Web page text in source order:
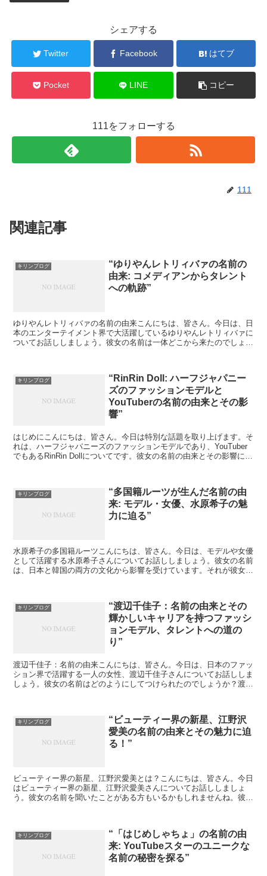
シェアする
Twitter Facebook はてブ
Pocket LINE コピー
111をフォローする
111
関連記事
キリンブログ
“ゆりやんレトリィバァの名前の
由来: コメディアンからタレント
への軌跡”
ゆりやんレトリィバァの名前の由来こんにちは、皆さん。今日は、日
本のエンターテイメント界で大活躍しているゆりやんレトリィバァに
ついてお話ししましょう。彼女の名前は一体どこから来たのでしょう
キリンブログ
“RinRin Doll: ハーフジャパニー
ズのファッションモデルと
YouTuberの名前の由来とその影
響”
はじめにこんにちは、皆さん。今日は特別な話題を取り上げます。そ
れは、ハーフジャパニーズのファッションモデルであり、YouTuber
でもあるRinRin Dollについてです。彼女の名前の由来とその影響につ
キリンブログ
“多国籍ルーツが生んだ名前の由
来: モデル・女優、水原希子の魅
力に迫る”
水原希子の多国籍ルーツこんにちは、皆さん。今日は、モデルや女優
として活躍する水原希子さんについてお話ししましょう。彼女の名前
は、日本と韓国の両方の文化から影響を受けています。それが彼女の
キリンブログ
“渡辺千佳子：名前の由来とその
輝かしいキャリアを持つファッシ
ョンモデル、タレントへの道の
り”
渡辺千佳子：名前の由来こんにちは、皆さん。今日は、日本のファッ
ション界で活躍する一人の女性、渡辺千佳子さんについてお話ししま
しょう。彼女の名前はどのようにしてつけられたのでしょうか？渡辺
キリンブログ
“ビューティー界の新星、江野沢
愛美の名前の由来とその魅力に迫
る！”
ビューティー界の新星、江野沢愛美とは？こんにちは、皆さん。今日
はビューティー界の新星、江野沢愛美さんについてお話ししましょ
う。彼女の名前を聞いたことがある方もいるかもしれませんね。彼女
キリンブログ
“「はじめしゃちょ」の名前の由
来: YouTubeスターのユニークな
名前の秘密を探る”